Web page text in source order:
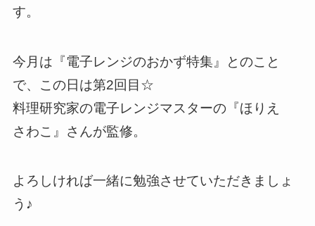
す。
今月は『電子レンジのおかず特集』とのこと
で、この日は第2回目☆
料理研究家の電子レンジマスターの『ほりえ
さわこ』さんが監修。
よろしければ一緒に勉強させていただきましょ
う♪